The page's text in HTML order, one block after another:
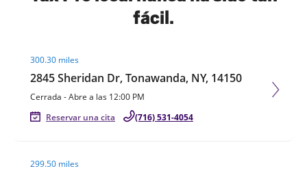
fácil.
300.30 miles
2845 Sheridan Dr, Tonawanda, NY, 14150
Cerrada -Abre a las 12:00 PM
Reservar una cita
(716) 531-4054
299.50 miles